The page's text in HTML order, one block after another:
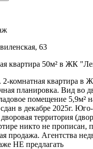
63
квартира 50м² в ЖК
комнатная квартира в
планировка. Вид во
помещение 5,9м²
в декабре 2025г.
территория
никто не прописан,
продажа. Агентства
НЕ предлагать